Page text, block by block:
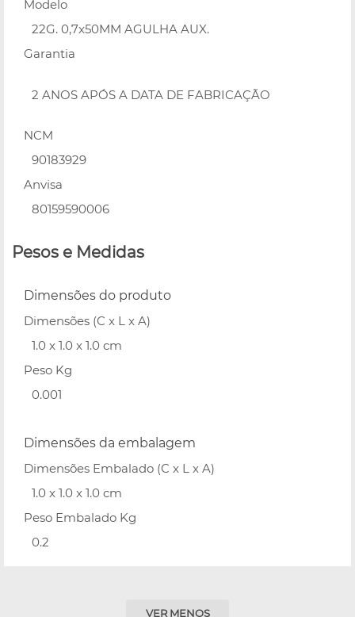
Modelo
22G. 0,7x50MM AGULHA AUX.
Garantia
2 ANOS APÓS A DATA DE FABRICAÇÃO
NCM
90183929
Anvisa
80159590006
Pesos e Medidas
Dimensões do produto
Dimensões (C x L x A)
1.0 x 1.0 x 1.0 cm
Peso Kg
0.001
Dimensões da embalagem
Dimensões Embalado (C x L x A)
1.0 x 1.0 x 1.0 cm
Peso Embalado Kg
0.2
VER MENOS